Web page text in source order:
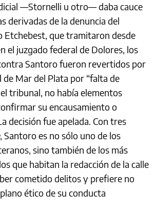
—Stornelli u otro— daba cauce
derivadas de la denuncia del
Etchebest, que tramitaron desde
el juzgado federal de Dolores, los
Santoro fueron revertidos por
de Mar del Plata por “falta de
tribunal, no había elementos
su encausamiento o
decisión fue apelada. Con tres
, Santoro es no sólo uno de los
sino también de los más
que habitan la redacción de la calle
cometido delitos y prefiere no
ético de su conducta